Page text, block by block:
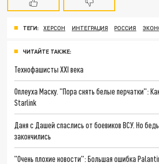
ТЕГИ: ХЕРСОН ИНТЕГРАЦИЯ РОССИЯ
ЧИТАЙТЕ ТАКЖЕ:
Технофашисты XXI века
Оплеуха Маску. "Пора снять белые перчатки":
Starlink
Даня с Дашей спаслись от боевиков ВСУ. Но
закончились
"Очень плохие новости": Большая ошибка